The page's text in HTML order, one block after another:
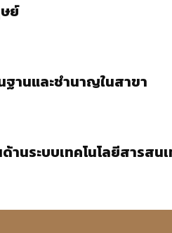
ย์
ฐานและชำนาญในสาขา
านระบบเทคโนโลยีสารส